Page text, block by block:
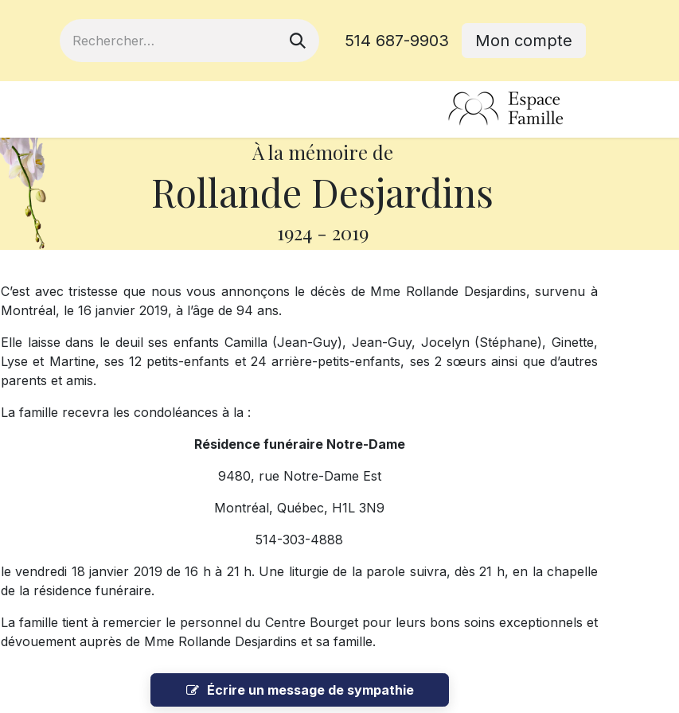
514 687-9903 Mon compte
À la mémoire de
Rollande Desjardins
1924 - 2019
C’est avec tristesse que nous vous annonçons le décès de Mme Rollande Desjardins, survenu à
Montréal, le 16 janvier 2019, à l’âge de 94 ans.
Elle laisse dans le deuil ses enfants Camilla (Jean-Guy), Jean-Guy, Jocelyn (Stéphane), Ginette,
Lyse et Martine, ses 12 petits-enfants et 24 arrière-petits-enfants, ses 2 sœurs ainsi que d’autres
parents et amis.
La famille recevra les condoléances à la :
Résidence funéraire Notre-Dame
9480, rue Notre-Dame Est
Montréal, Québec, H1L 3N9
514-303-4888
le vendredi 18 janvier 2019 de 16 h à 21 h. Une liturgie de la parole suivra, dès 21 h, en la chapelle
de la résidence funéraire.
La famille tient à remercier le personnel du Centre Bourget pour leurs bons soins exceptionnels et
dévouement auprès de Mme Rollande Desjardins et sa famille.
Écrire un message de sympathie